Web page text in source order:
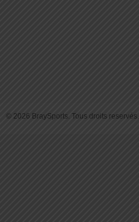
© 2026 BraySports. Tous droits reservés.